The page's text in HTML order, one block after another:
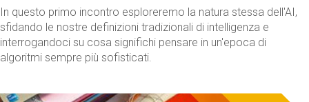
In questo primo incontro esploreremo la natura stessa dell'AI,
sfidando le nostre definizioni tradizionali di intelligenza e
interrogandoci su cosa significhi pensare in un'epoca di
algoritmi sempre più sofisticati.